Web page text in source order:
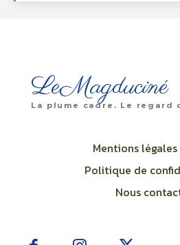
LeMagduciné
La plume cadre. Le regard
Mentions légales
Politique de
Nous